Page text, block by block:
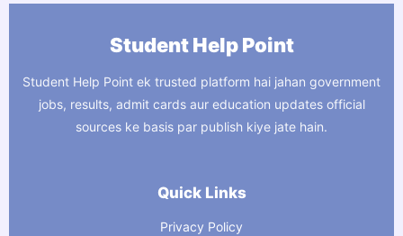
Student Help Point
Student Help Point ek trusted platform hai jahan government
jobs, results, admit cards aur education updates official
sources ke basis par publish kiye jate hain.
Quick Links
Privacy Policy